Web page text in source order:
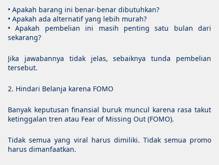
• Apakah barang ini benar-benar dibutuhkan?
• Apakah ada alternatif yang lebih murah?
• Apakah pembelian ini masih penting satu bulan dari
sekarang?
Jika jawabannya tidak jelas, sebaiknya tunda pembelian
tersebut.
2. Hindari Belanja karena FOMO
Banyak keputusan finansial buruk muncul karena rasa takut
ketinggalan tren atau Fear of Missing Out (FOMO).
Tidak semua yang viral harus dimiliki. Tidak semua promo
harus dimanfaatkan.